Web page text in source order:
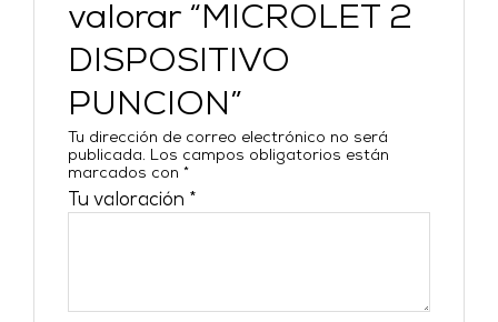
valorar “MICROLET 2
DISPOSITIVO
PUNCION”
Tu dirección de correo electrónico no será
publicada. Los campos obligatorios están
marcados con*
Tu valoración *